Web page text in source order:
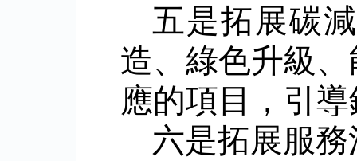
五是拓展碳
造、綠色升級
應的項目，引
六是拓展服